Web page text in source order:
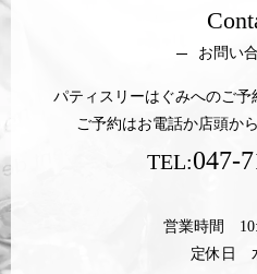
お問い
パティスリーはぐみへのご予
ご予約はお電話か店頭か
TEL:047-
営業時間
定休日